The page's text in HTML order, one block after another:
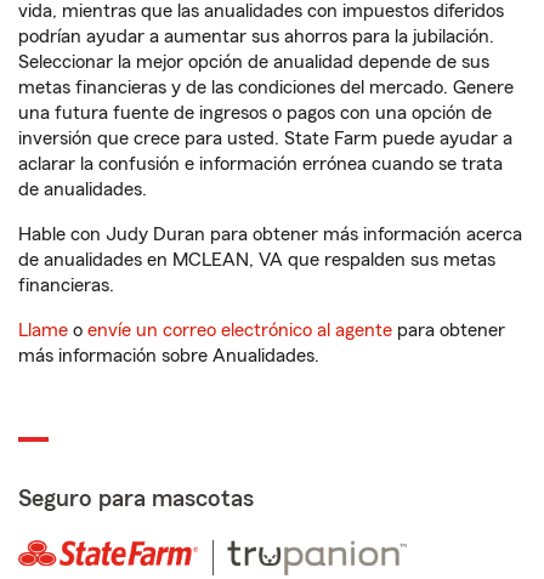
vida, mientras que las anualidades con impuestos diferidos
podrían ayudar a aumentar sus ahorros para la jubilación.
Seleccionar la mejor opción de anualidad depende de sus
metas financieras y de las condiciones del mercado. Genere
una futura fuente de ingresos o pagos con una opción de
inversión que crece para usted. State Farm puede ayudar a
aclarar la confusión e información errónea cuando se trata
de anualidades.
Hable con Judy Duran para obtener más información acerca
de anualidades en MCLEAN, VA que respalden sus metas
financieras.
Llame o envíe un correo electrónico al agente para obtener
más información sobre Anualidades.
Seguro para mascotas